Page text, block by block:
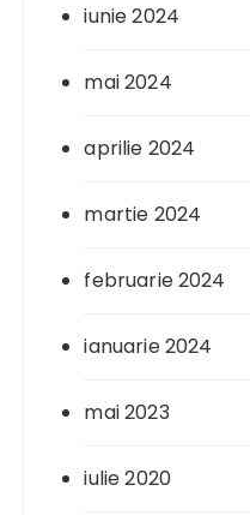
iunie 2024
mai 2024
aprilie 2024
martie 2024
februarie 2024
ianuarie 2024
mai 2023
iulie 2020